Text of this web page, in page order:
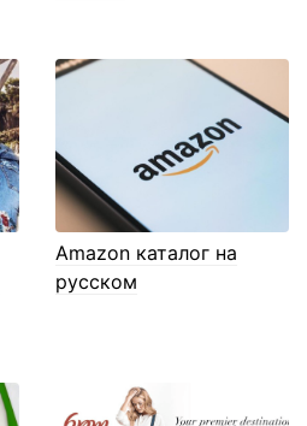
Amazon каталог на
русском